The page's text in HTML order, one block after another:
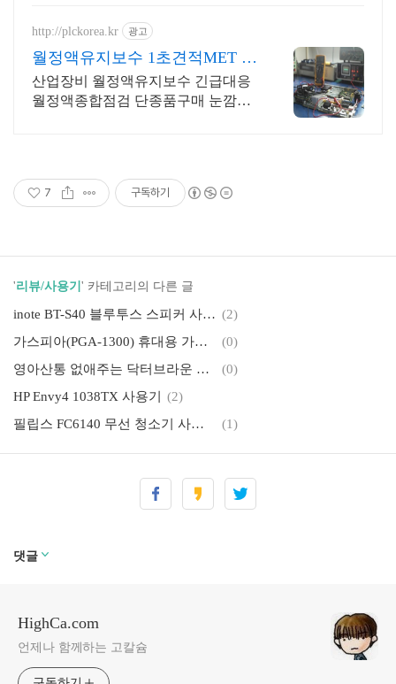
http://plckorea.kr 광고
월정액유지보수 1초견적MET 산
업자동화 장비판매수리보수
산업장비 월정액유지보수 긴급대응
월정액종합점검 단종품구매 눈깜짝1
7 구독하기
'리뷰/사용기 ' 카테고리의 다른 글
inote BT-S40 블루투스 스피커 사용기 (2)
가스피아(PGA-1300) 휴대용 가스히터 사용기
(0)
영아산통 없애주는 닥터브라운 젖병 사용기
(0)
HP Envy4 1038TX 사용기
(2)
필립스 FC6140 무선 청소기 사용기
(1)
윈도우8 컨슈머 프리뷰 : 태블릿에 최적화.. 마우스엔 글쎄
(4)
댓글
HighCa.com
언제나 함께하는 고칼슘